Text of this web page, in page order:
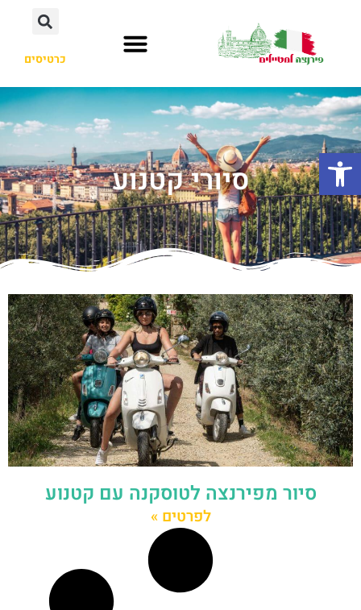
כרטיסים
סיורי קטנוע
סיור מפירנצה לטוסקנה עם קטנוע
לפרטים »
פתח סרגל נגישות